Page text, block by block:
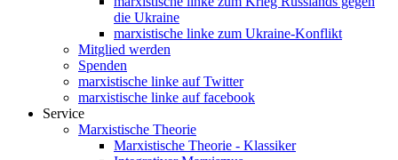
die Ukraine
marxistische linke zum Ukraine-Konflikt
Mitglied werden
Spenden
marxistische linke auf Twitter
marxistische linke auf facebook
Service
Marxistische Theorie
Marxistische Theorie - Klassiker